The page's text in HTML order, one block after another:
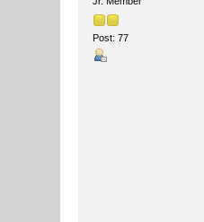
Post: 77